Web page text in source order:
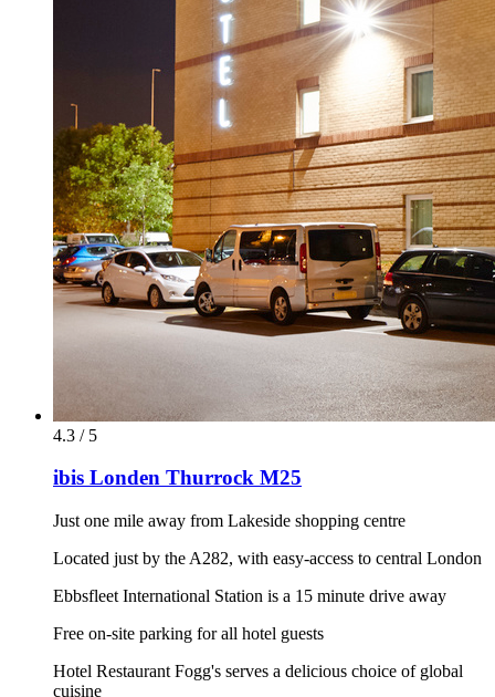
4.3 / 5
ibis Londen Thurrock M25
Just one mile away from Lakeside shopping centre
Located just by the A282, with easy-access to central London
Ebbsfleet International Station is a 15 minute drive away
Free on-site parking for all hotel guests
Hotel Restaurant Fogg's serves a delicious choice of global
cuisine